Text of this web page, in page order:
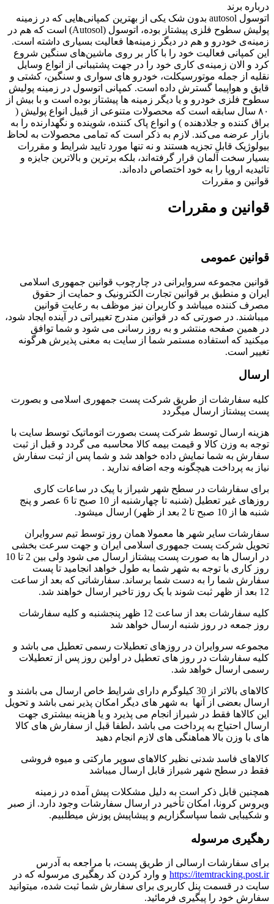
درباره برند
اتوسول autosol بدون شک یکی از بهترین کمپانی‌هایی که در زمینه
پولیش سطوح فلزی پیشتاز بوده، اتوسول (Autosol) است که هم در
زمینه‌ی خودرو و هم در دیگر زمینه‌ها فعالیت بسیاری داشته است.
این کمپانی فعالیت خود را با کار بر روی ماشین‌های سنگین شروع
کرد و الان زمینه‌ی کاری خود را در جهت پشتیبانی از انواع وسایل
نقلیه از جمله موتورسیکلت، خودرو های سواری و سنگین، کشتی و
قایق و هواپیما گسترش داده است. کمپانی اتوسول در زمینه پولیش
سطوح فلزی خودرو و یا دیگر زمینه ها پیشتاز بوده است و با بیش از
۸۰ سال سابقه است که محصولات متنوعی از قبیل انواع پولیش (
براق کننده و جلادهنده ) و انواع پاک کننده، شوینده و نگهدارنده را به
بازار عرضه می‌کند. لازم به ذکر است که تمامی محصولات به لحاظ
بیولوژیک قابل تجزیه هستند و نه تنها مورد تایید شرایط و مقررات
بسیار سخت آلمان قرار گرفته‌اند، بلکه برترین و بالاترین جایزه و
تائیدیه اروپا را به خود اختصاص داده‌اند.
قوانین و مقررات
قوانین و مقررات
قوانین عمومی
قوانین مجموعه سروایرانی در چارچوب قوانین جمهوری اسلامی
ایران و منطبق بر قوانین تجارت الکترونیک و حمایت از حقوق
مصرف کننده میباشد و کاربران نیز موظف به رعایت قوانین
میباشند. در صورتی که در قوانین مندرج تغییراتی در آینده ایجاد شود،
در همین صفحه منتشر و به روز رسانی می شود و شما توافق
میکنید که استفاده مستمر شما از سایت به معنی پذیرش هرگونه
تغییر است.
ارسال
کلیه سفارشات از طریق شرکت پست جمهوری اسلامی و بصورت
پست پیشتاز ارسال میگردد
هزینه ارسال توسط شرکت پست بصورت اتوماتیک توسط سایت با
توجه به وزن کالا و قیمت بیمه کالا محاسبه می گردد و قبل از ثبت
سفارش به شما نمایش داده خواهد شد و شما پس از ثبت سفارش
نیاز به پرداخت هیچگونه وجه اضافه ندارید .
برای سفارشات در سطح شهر شیراز با پیک در ساعات کاری
روزهای غیر تعطیل (شنبه تا چهارشنبه از 10 صبح تا 6 عصر و پنج
شنبه ها از 10 صبح تا 2 بعد از ظهر) ارسال میشود.
سفارشات سایر شهر ها معمولا همان روز توسط تیم سروایران
تحویل شرکت پست جمهوری اسلامی ایران و جهت سرعت بخشی
در ارسال ها به صورت پست پیشتاز ارسال می شود ولی بین 2 تا 10
روز کاری با توجه به شهر شما به طول خواهد انجامید تا پست
سفارش شما را به دست شما برساند. سفارشاتی که بعد از ساعت
12 بعد از ظهر ثبت شوند با یک روز تاخیر ارسال خواهند شد.
کلیه سفارشات بعد از ساعت 12 ظهر پنجشنبه و کلیه سفارشات
روز جمعه در روز شنبه ارسال خواهد شد
مجموعه سروایران در روزهای تعطیلات رسمی تعطیل می باشد و
کلیه سفارشات در روز های تعطیل در اولین روز پس از تعطیلات
رسمی ارسال خواهد شد.
کالاهای بالاتر از 30 کیلوگرم دارای شرایط خاص ارسال می باشند و
ارسال بعضی از آنها به شهر های دیگر امکان پذیر نمی باشد و تحویل
این کالاها فقط در شیراز انجام می پذیرد و یا هزینه بیشتری جهت
ارسال احتیاج به پرداخت می باشد ،لطفا قبل از سفارش های کالا
های با وزن بالا هماهنگی های لازم انجام دهید
کالاهای فاسد شدنی نظیر کالاهای سوپر مارکتی و میوه فروشی
فقط در سطح شهر شیراز قابل ارسال میباشد
همچنین قابل ذکر است به دلیل مشکلات پیش آمده در زمینه
ویروس کرونا، امکان تأخیر در ارسال سفارشات وجود دارد. از صبر
و شکیبایی شما سپاسگزاریم و پیشاپیش پوزش میطلبیم.
رهگیری مرسوله
برای سفارشات ارسالی از طریق پست، با مراجعه به آدرس
https://itemtracking.post.ir و وارد کردن کد رهگیری مرسوله که در
سایت در قسمت پنل کاربری برای سفارش شما ثبت شده، میتوانید
سفارش خود را پیگیری فرمائید.